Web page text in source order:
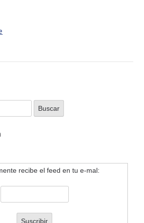
recibe el feed en tu e-mal: